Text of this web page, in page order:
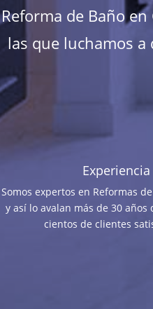
Reforma de Baño
las que luchamos
Experiencia
Somos expertos en Reformas
y así lo avalan más de 30 años
cientos de clientes